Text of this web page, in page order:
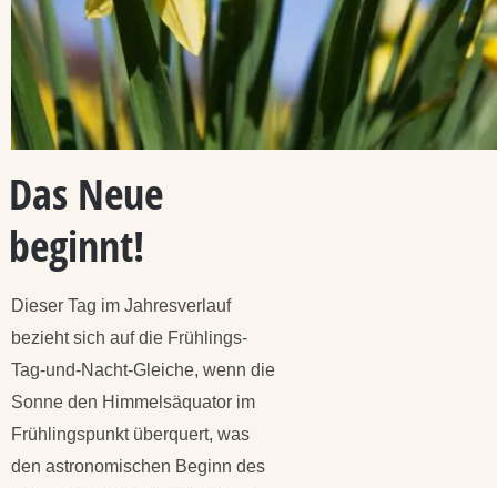
Das Neue
beginnt!
Dieser Tag im Jahresverlauf
bezieht sich auf die Frühlings-
Tag-und-Nacht-Gleiche, wenn die
Sonne den Himmelsäquator im
Frühlingspunkt überquert, was
den astronomischen Beginn des